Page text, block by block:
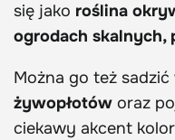
się jako roślina
ogrodach skalnych,
Można go też
żywopłotów oraz
ciekawy akcent